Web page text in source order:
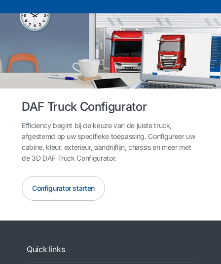
DAF Truck Configurator
Efficiency begint bij de keuze van de juiste truck,
afgestemd op uw specifieke toepassing. Configureer uw
cabine, kleur, exterieur, aandrijflijn, chassis en meer met
de 3D DAF Truck Configurator.
Configurator starten
Quick links